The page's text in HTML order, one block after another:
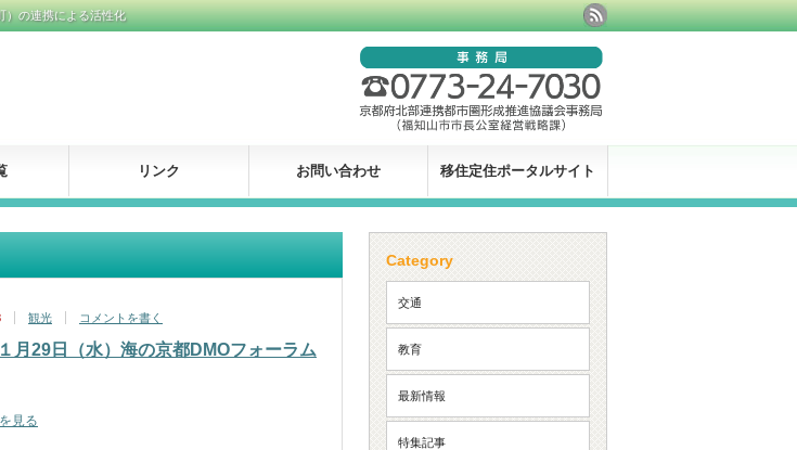
）の連携による活性化
リンク お問い合わせ 移住定住ポータルサイト
観光 コメントを書く
月29日（水）海の京都DMOフォーラム
見る
Category
交通
教育
最新情報
特集記事